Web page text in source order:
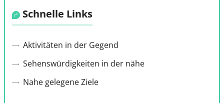
Schnelle Links
Aktivitäten in der Gegend
Sehenswürdigkeiten in der nähe
Nahe gelegene Ziele